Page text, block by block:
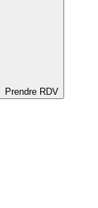
Prendre RDV